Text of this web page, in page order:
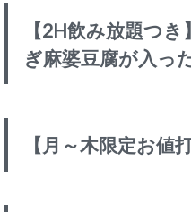
【2H飲み放題つ
ぎ麻婆豆腐が入っ
【月～木限定お値